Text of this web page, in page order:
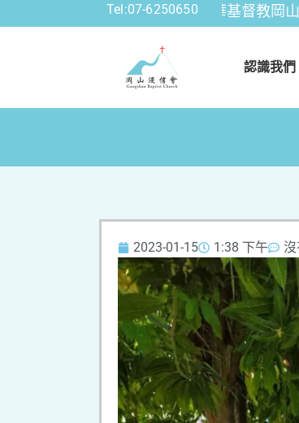
Tel:07-6250650
公告資訊: 財團法人中華基督教岡山浸信會
認識我們
2023-01-15 1:38 下午